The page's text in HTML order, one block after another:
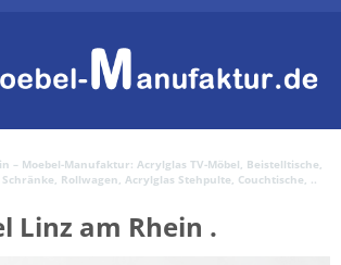
– Moebel-Manufaktur: Acrylglas TV-Möbel, Beistelltische,
Schränke, Rollwagen, Acrylglas Stehpulte, Couchtische, ..
Linz am Rhein .